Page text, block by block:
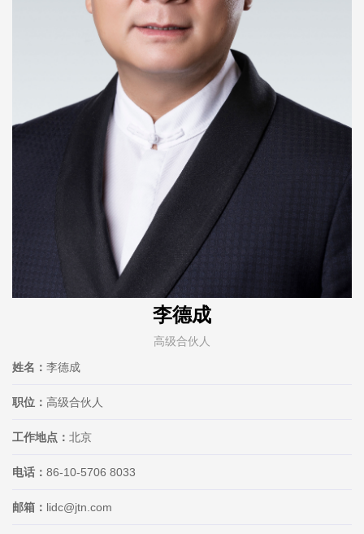
李德成
高级合伙人
姓名： 李德成
职位： 高级合伙人
工作地点： 北京
电话： 86-10-5706 8033
邮箱： lidc@jtn.com